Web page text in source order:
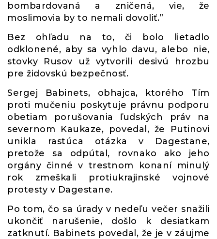
bombardovaná a zničená, vie, že
moslimovia by to nemali dovoliť.”
Bez ohľadu na to, či bolo lietadlo
odklonené, aby sa vyhlo davu, alebo nie,
stovky Rusov už vytvorili desivú hrozbu
pre židovskú bezpečnosť.
Sergej Babinets, obhajca, ktorého Tím
proti mučeniu poskytuje právnu podporu
obetiam porušovania ľudských práv na
severnom Kaukaze, povedal, že Putinovi
unikla rastúca otázka v Dagestane,
pretože sa odpútal, rovnako ako jeho
orgány činné v trestnom konaní minulý
rok zmeškali protiukrajinské vojnové
protesty v Dagestane.
Po tom, čo sa úrady v nedeľu večer snažili
ukončiť narušenie, došlo k desiatkam
zatknutí. Babinets povedal, že je v záujme